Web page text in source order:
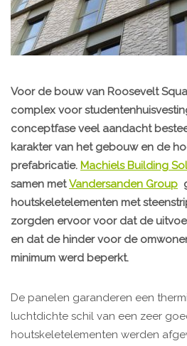
Voor de bouw van Roosevelt
complex voor
conceptfase veel aandacht
karakter van het gebouw en de
prefabricatie. Machiels Building
samen metVandersanden Group
houtskeletelementen met
zorgden ervoor voor dat de
en dat de hinder voor de
minimum werd beperkt.
De panelen garanderen een
luchtdichte schil van een zeer
houtskeletelementen werden